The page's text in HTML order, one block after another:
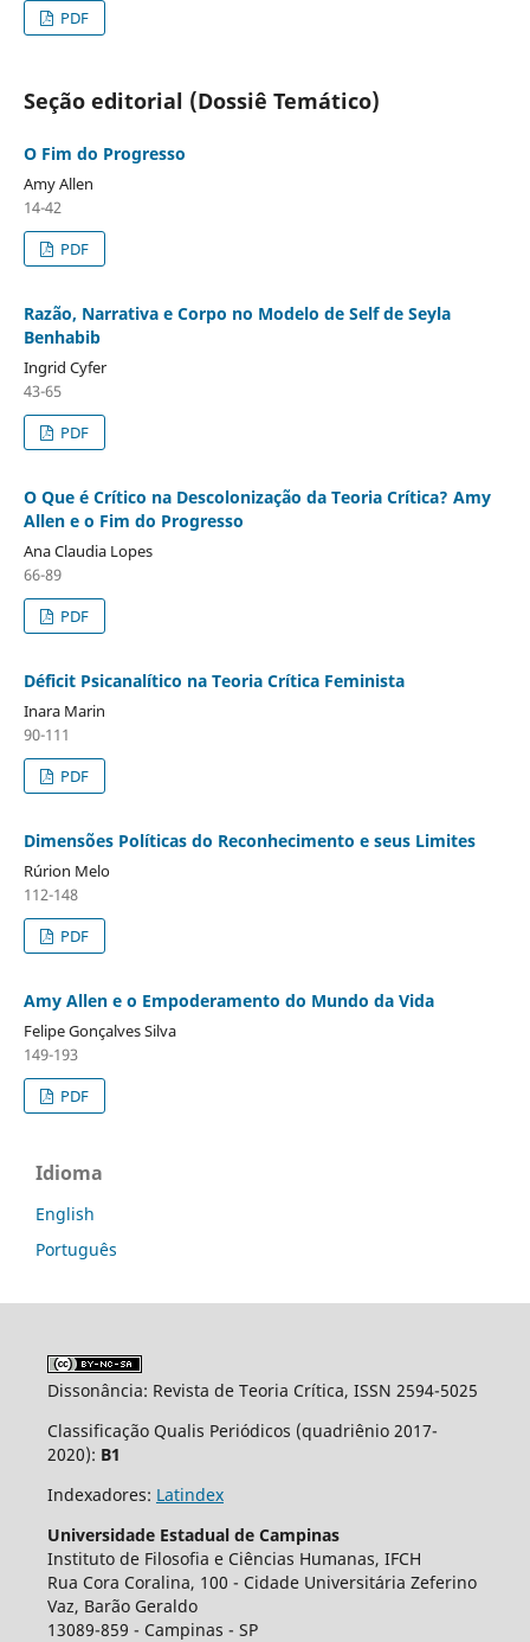
PDF
Seção editorial (Dossiê Temático)
O Fim do Progresso
Amy Allen
14-42
PDF
Razão, Narrativa e Corpo no Modelo de Self de Seyla
Benhabib
Ingrid Cyfer
43-65
PDF
O Que é Crítico na Descolonização da Teoria Crítica? Amy
Allen e o Fim do Progresso
Ana Claudia Lopes
66-89
PDF
Déficit Psicanalítico na Teoria Crítica Feminista
Inara Marin
90-111
PDF
Dimensões Políticas do Reconhecimento e seus Limites
Rúrion Melo
112-148
PDF
Amy Allen e o Empoderamento do Mundo da Vida
Felipe Gonçalves Silva
149-193
PDF
Idioma
English
Português
Dissonância: Revista de Teoria Crítica, ISSN 2594-5025
Classificação Qualis Periódicos (quadriênio 2017-
2020): B1
Indexadores: Latindex
Universidade Estadual de Campinas
Instituto de Filosofia e Ciências Humanas, IFCH
Rua Cora Coralina, 100 - Cidade Universit´aria Zeferino
Vaz, Barão Geraldo
13089-859 - Campinas - SP